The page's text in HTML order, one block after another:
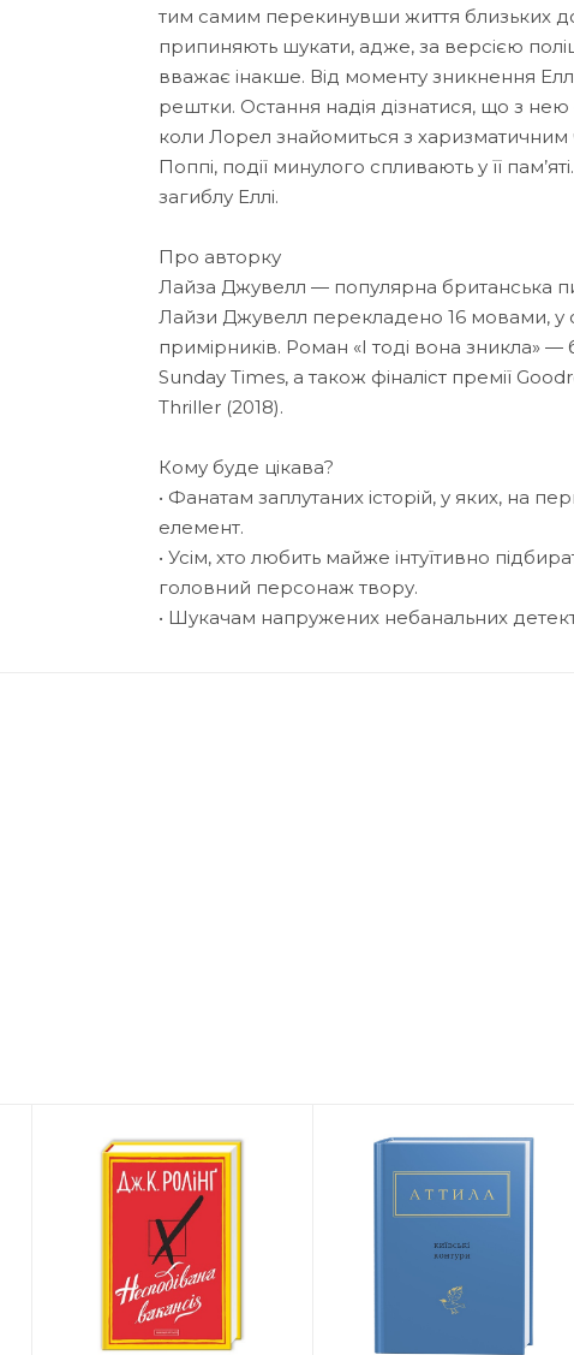
тим самим перекинувши життя близьких
припиняють шукати, адже, за версією
вважає інакше. Від моменту зникнення
рештки. Остання надія дізнатися, що з
коли Лорел знайомиться з харизматичним
Поппі, події минулого спливають у її
загиблу Еллі.
Про авторку
Лайза Джувелл — популярна британська
Лайзи Джувелл перекладено 16 мовами, у
примірників. Роман «І тоді вона зникла»
Sunday Times, а також фіналіст премії
Thriller (2018).
Кому буде цікава?
• Фанатам заплутаних історій, у яких, на
елемент.
• Усім, хто любить майже інтуїтивно
головний персонаж твору.
• Шукачам напружених небанальних